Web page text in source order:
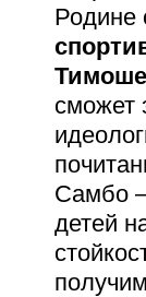
Родине
сможет
Самбо
детей